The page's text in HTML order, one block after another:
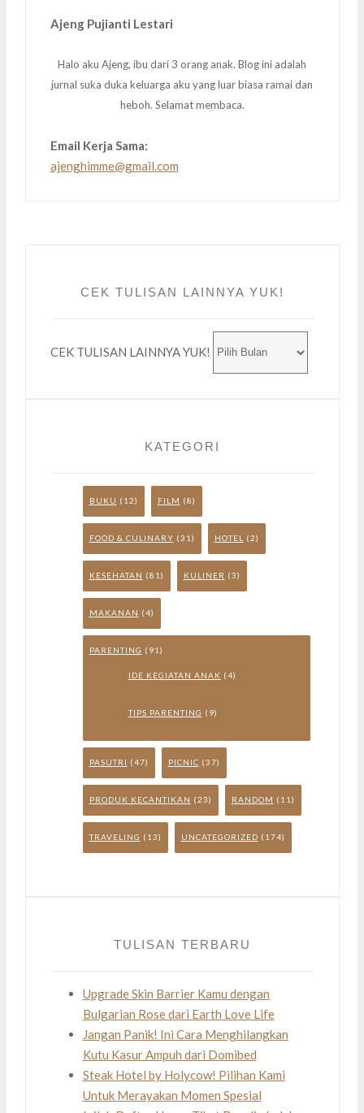
Ajeng Pujianti Lestari
Halo aku Ajeng, ibu dari 3 orang anak. Blog ini adalah
jurnal suka duka keluarga aku yang luar biasa ramai dan
heboh. Selamat membaca.
Email Kerja Sama:
ajenghimme@gmail.com
CEK TULISAN LAINNYA YUK!
CEK TULISAN LAINNYA YUK!
KATEGORI
BUKU (12) FILM (8)
FOOD & CULINARY (31) HOTEL (2)
KESEHATAN (81) KULINER (3)
MAKANAN (4)
PARENTING (91)
IDE KEGIATAN ANAK (4)
TIPS PARENTING (9)
PASUTRI (47) PICNIC (37)
PRODUK KECANTIKAN (23) RANDOM (11)
TRAVELING (13) UNCATEGORIZED (174)
TULISAN TERBARU
Upgrade Skin Barrier Kamu dengan
Bulgarian Rose dari Earth Love Life
Jangan Panik! Ini Cara Menghilangkan
Kutu Kasur Ampuh dari Domibed
Steak Hotel by Holycow! Pilihan Kami
Untuk Merayakan Momen Spesial